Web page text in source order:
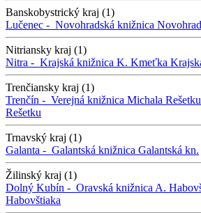
Banskobystrický kraj (1)
Lučenec - Novohradská knižnica
Nitriansky kraj (1)
Nitra - Krajská knižnica K. Kmeťka
Trenčiansky kraj (1)
Trenčín - Verejná knižnica Michala Rešetku
Rešetku
Trnavský kraj (1)
Galanta - Galantská knižnica Galantská kn.
Žilinský kraj (1)
Dolný Kubín - Oravská knižnica A.
Habovštiaka